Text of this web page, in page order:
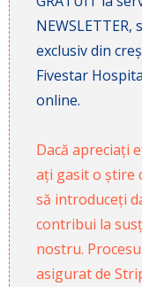
exclusiv din
Fivestar
online.
Dacă apreciați
ați gasit o știre
să introduceți
contribui la
nostru.
asigurat de